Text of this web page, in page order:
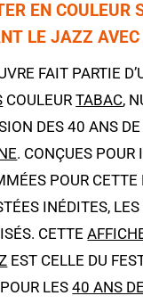
EN COULEUR
LE JAZZ
FAIT PARTIE
COULEURTABAC,
DES 40 ANS
. CONÇUES POUR
POUR
INÉDITES,
CETTE
EST CELLE DU
LES40 ANS